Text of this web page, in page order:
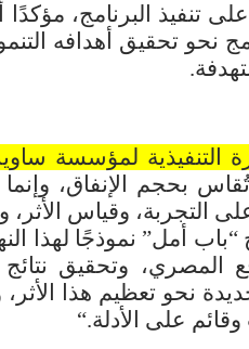
تنفيذ البرنامج،
تحقيق أهدافه
.
التنفيذية لمؤسسة
بحجم الإنفاق، وإنما
التجربة، وقياس الأثر،
“باب أمل” نموذجًا لهذا
المصري، وتحقيق نتائج
نحو تعظيم هذا
على الأدلة.
“